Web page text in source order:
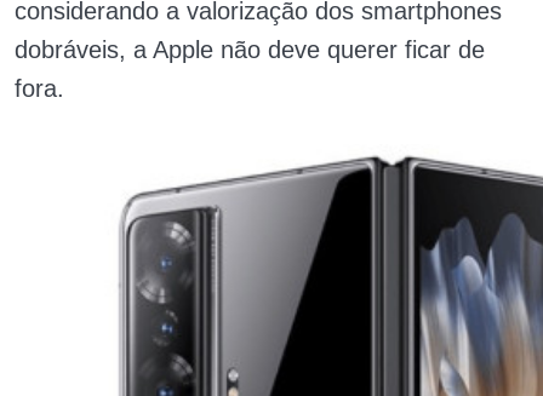
considerando a valorização dos smartphones
dobráveis, a Apple não deve querer ficar de
fora.